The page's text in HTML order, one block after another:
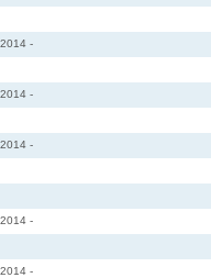
-
-
-
-
-